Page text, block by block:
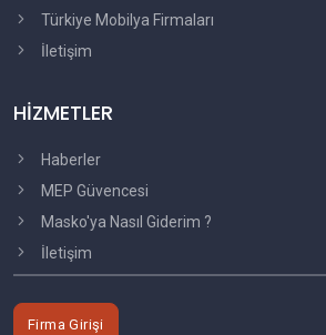
Türkiye Mobilya Firmaları
İletişim
HİZMETLER
Haberler
MEP Güvencesi
Masko'ya Nasıl Giderim ?
İletişim
Firma Girişi